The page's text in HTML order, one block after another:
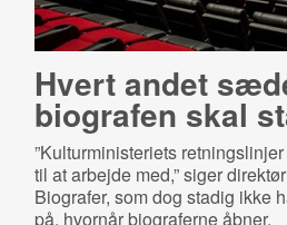
Hvert andet
biografen skal
”Kulturministeriets
til at arbejde med,” siger
Biografer, som dog stadig ikke
på, hvornår biograferne åbner.